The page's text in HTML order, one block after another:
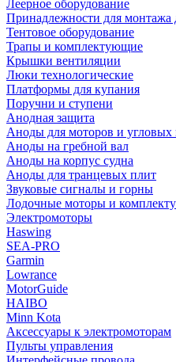
Леерное оборудование
Принадлежности для монтажа
Тентовое оборудование
Трапы и комплектующие
Крышки вентиляции
Люки технологические
Платформы для купания
Поручни и ступени
Анодная защита
Аноды для моторов и угловых
Аноды на гребной вал
Аноды на корпус судна
Аноды для транцевых плит
Звуковые сигналы и горны
Лодочные моторы и
Электромоторы
Haswing
SEA-PRO
Garmin
Lowrance
MotorGuide
HAIBO
Minn Kota
Аксессуары к электромоторам
Пульты управления